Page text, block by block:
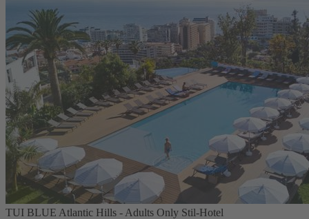
TUI BLUE Atlantic Hills - Adults Only Stil-Hotel